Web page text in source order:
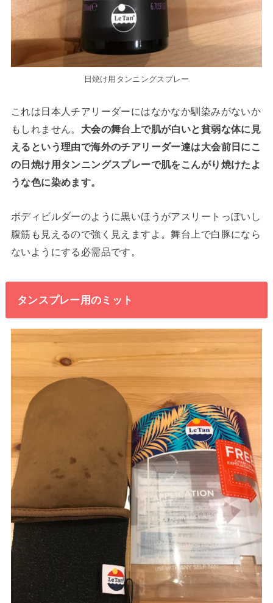
日焼け用タンニングスプレー
これは日本人チアリーダーにはなかなか馴染みがないか
もしれません。 大会の舞台上で肌が白いと貧弱な体に見
えるという理由で海外のチアリーダー達は大会前日にこ
の日焼け用タンニングスプレーで肌をこんがり焼けたよ
うな色に染めます。
ボディビルダーのように黒いほうがアスリートっぽいし
腹筋も見えるので強く見えますよ。舞台上で白豚になら
ないようにする必需品です。
タンスプレー用のミット